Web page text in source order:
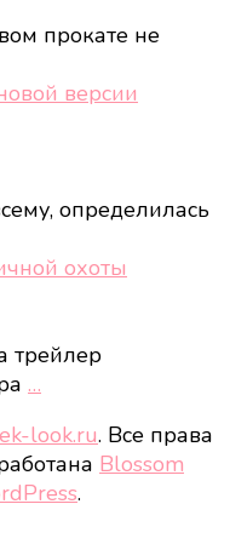
прокате не
версии
определилась
охоты
трейлер
…
look.ru. Все права
Blossom
.